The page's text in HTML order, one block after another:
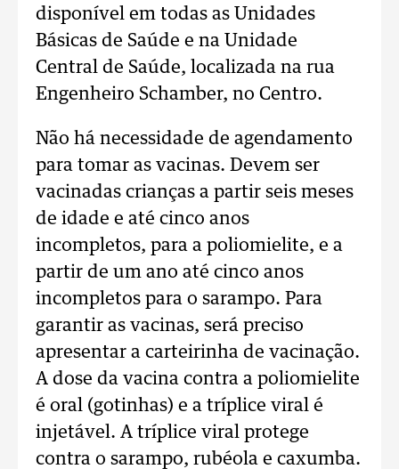
disponível em todas as Unidades
Básicas de Saúde e na Unidade
Central de Saúde, localizada na rua
Engenheiro Schamber, no Centro.
Não há necessidade de agendamento
para tomar as vacinas. Devem ser
vacinadas crianças a partir seis meses
de idade e até cinco anos
incompletos, para a poliomielite, e a
partir de um ano até cinco anos
incompletos para o sarampo. Para
garantir as vacinas, será preciso
apresentar a carteirinha de vacinação.
A dose da vacina contra a poliomielite
é oral (gotinhas) e a tríplice viral é
injetável. A tríplice viral protege
contra o sarampo, rubéola e caxumba.